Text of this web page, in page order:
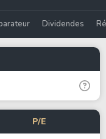
Dividendes
P/E